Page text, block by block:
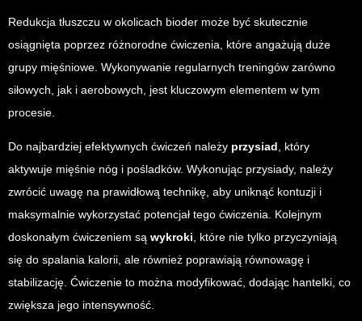
Redukcja tłuszczu w okolicach bioder może być skutecznie
osiągnięta poprzez różnorodne ćwiczenia, które angażują duże
grupy mięśniowe. Wykonywanie regularnych treningów zarówno
siłowych, jak i aerobowych, jest kluczowym elementem w tym
procesie.
Do najbardziej efektywnych ćwiczeń należy przysiad , który
aktywuje mięśnie nóg i pośladków. Wykonując przysiady, należy
zwrócić uwagę na prawidłową technikę, aby uniknąć kontuzji i
maksymalnie wykorzystać potencjał tego ćwiczenia. Kolejnym
doskonałym ćwiczeniem są wykroki , które nie tylko przyczyniają
się do spalania kalorii, ale również poprawiają równowagę i
stabilizację. Ćwiczenie to można modyfikować, dodając hantelki, co
zwiększa jego intensywność.